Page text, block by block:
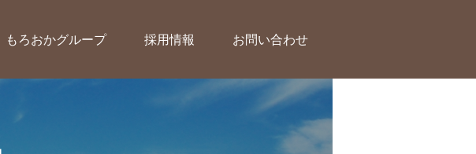
もろおかグループ 採用情報 お問い合わせ